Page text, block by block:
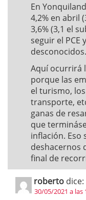
En
4,2% en abril
3,6% (3,1 el
seguir el PCE
desconocidos.
Aquí ocurrirá
porque las
el turismo,
transporte,
ganas de
que
inflación. Eso
deshacernos
final de
roberto dice:
30/05/2021 a las